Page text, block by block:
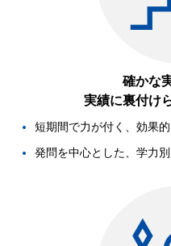
確かな
実績に裏付け
短期間で力が付く、効果
発問を中心とした、学力